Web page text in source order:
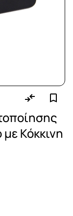
Κόκκινη